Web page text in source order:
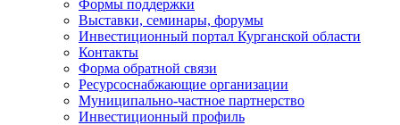
Формы поддержки
Выставки, семинары, форумы
Инвестиционный портал Курганской области
Контакты
Форма обратной связи
Ресурсоснабжающие организации
Муниципально-частное партнерство
Инвестиционный профиль